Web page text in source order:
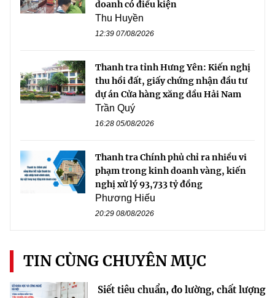
doanh có điều kiện
Thu Huyền
12:39 07/08/2026
Thanh tra tỉnh Hưng Yên: Kiến nghị
thu hồi đất, giấy chứng nhận đầu tư
dự án Cửa hàng xăng dầu Hải Nam
Trần Quý
16:28 05/08/2026
Thanh tra Chính phủ chỉ ra nhiều vi
phạm trong kinh doanh vàng, kiến
nghị xử lý 93,733 tỷ đồng
Phương Hiếu
20:29 08/08/2026
TIN CÙNG CHUYÊN MỤC
Siết tiêu chuẩn, đo lường, chất lượng